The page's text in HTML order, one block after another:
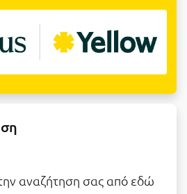
αναζήτηση σας από εδώ